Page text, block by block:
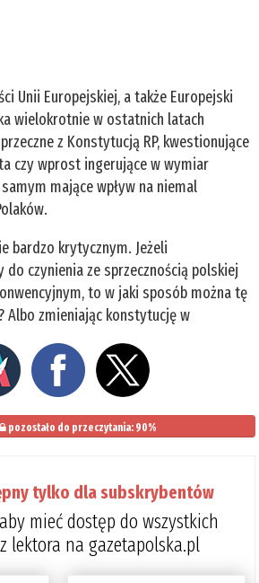
Unii Europejskiej, a także Europejski
wielokrotnie w ostatnich latach
z Konstytucją RP, kwestionujące
czy wprost ingerujące w wymiar
mające wpływ na niemal
bardzo krytycznym. Jeżeli
do czynienia ze sprzecznością polskiej
to w jaki sposób można tę
Albo zmieniając konstytucję w
pozostało do przeczytania: 90%
tylko dla subskrybentów
aby mieć dostęp do wszystkich
lektora na gazetapolska.pl